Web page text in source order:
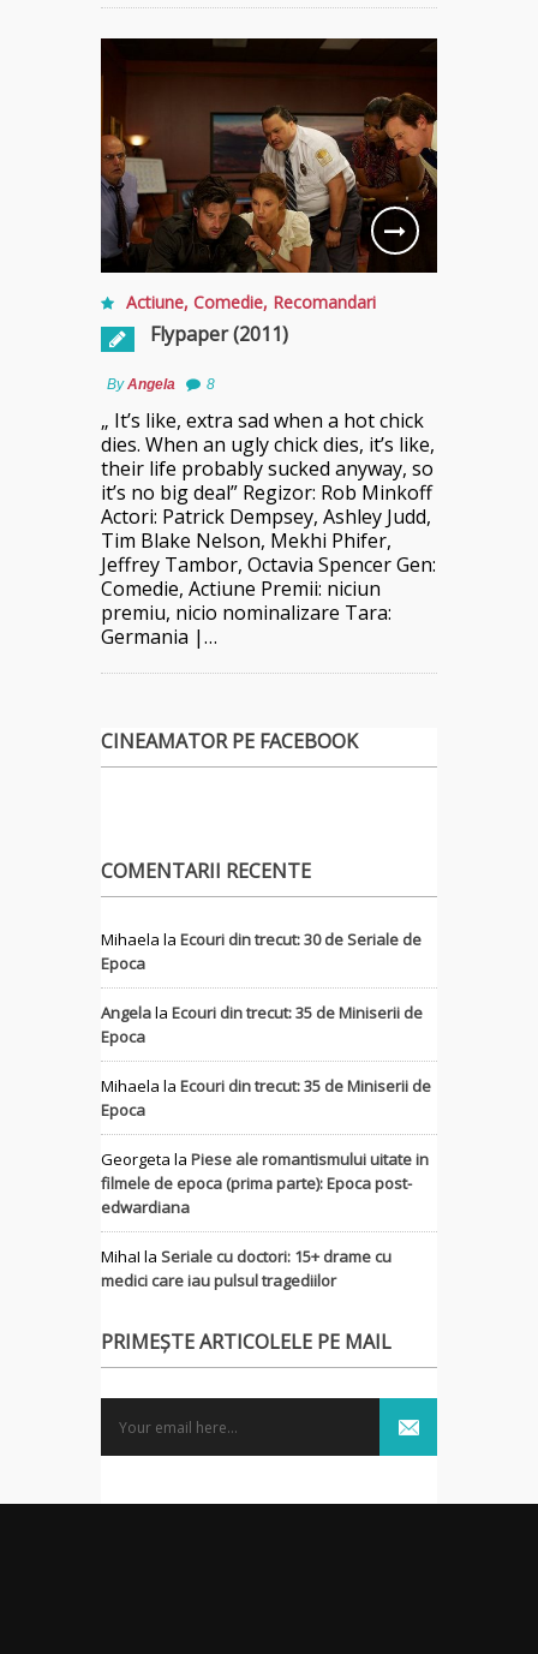
Actiune, Comedie, Recomandari
Flypaper (2011)
ByAngela 8
„ It’s like, extra sad when a hot chick
dies. When an ugly chick dies, it’s like,
their life probably sucked anyway, so
it’s no big deal” Regizor: Rob Minkoff
Actori: Patrick Dempsey, Ashley Judd,
Tim Blake Nelson, Mekhi Phifer,
Jeffrey Tambor, Octavia Spencer Gen:
Comedie, Actiune Premii: niciun
premiu, nicio nominalizare Tara:
Germania |…
CINEAMATOR PE FACEBOOK
COMENTARII RECENTE
Mihaela la Ecouri din trecut: 30 de Seriale de
Epoca
Angelala Ecouri din trecut: 35 de Miniserii de
Epoca
Mihaela la Ecouri din trecut: 35 de Miniserii de
Epoca
Georgeta la Piese ale romantismului uitate in
filmele de epoca (prima parte): Epoca post-
edwardiana
MihaI la Seriale cu doctori: 15+ drame cu
medici care iau pulsul tragediilor
PRIMEȘTE ARTICOLELE PE MAIL